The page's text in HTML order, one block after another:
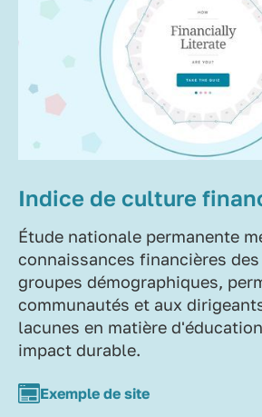
Indice de culture
Étude nationale permanente
connaissances financières
groupes démographiques,
communautés et aux
lacunes en matière
impact durable.
Exemple de site